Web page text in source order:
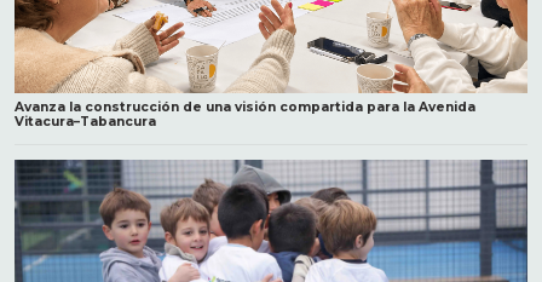
Avanza la construcción de una visión compartida para la Avenida
Vitacura–Tabancura